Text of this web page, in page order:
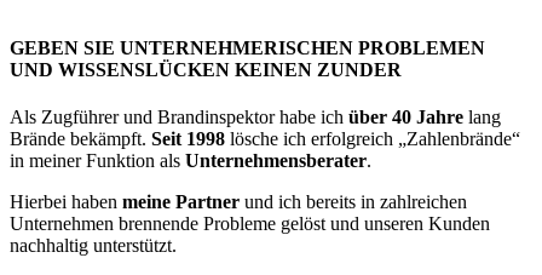
GEBEN SIE UNTERNEHMERISCHEN PROBLEMEN
UND WISSENSLÜCKEN KEINEN ZUNDER
Als Zugführer und Brandinspektor habe ich über 40 Jahre lang
Brände bekämpft. Seit 1998 lösche ich erfolgreich „Zahlenbrände“
in meiner Funktion als Unternehmensberater.
Hierbei haben meine Partner und ich bereits in zahlreichen
Unternehmen brennende Probleme gelöst und unseren Kunden
nachhaltig unterstützt.